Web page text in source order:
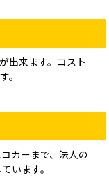
出来ます。コスト
。
カーまで、法人の
います。